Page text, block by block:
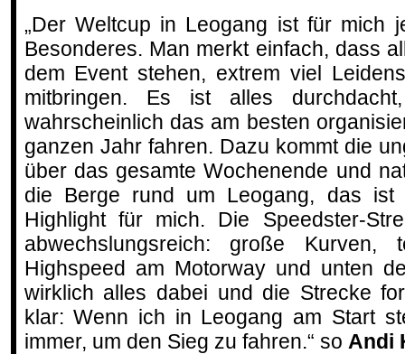
„Der Weltcup in Leogang ist für mich
Besonderes. Man merkt einfach, dass
dem Event stehen, extrem viel
mitbringen. Es ist alles
wahrscheinlich das am besten
ganzen Jahr fahren. Dazu kommt die
über das gesamte Wochenende und
die Berge rund um Leogang, das
Highlight für mich. Die Speedster-
abwechslungsreich: große Kurven,
Highspeed am Motorway und unten
wirklich alles dabei und die Strecke
klar: Wenn ich in Leogang am Start
immer, um den Sieg zu fahren.“ so Andi